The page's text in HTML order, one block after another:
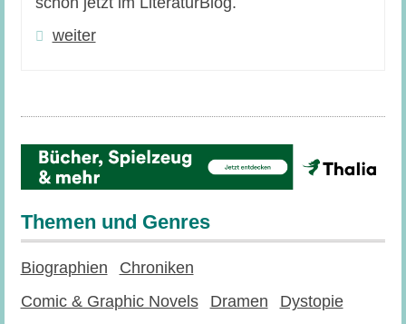
weiter
Themen und Genres
Biographien
Chroniken
Comic & Graphic Novels
Dramen
Dystopie